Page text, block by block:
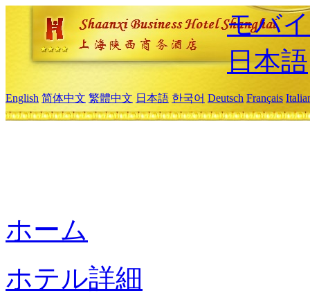
モバ
日本語
English 简体中文 繁體中文 日本語 한국어 Deutsch Français
ホーム
ホテル詳細